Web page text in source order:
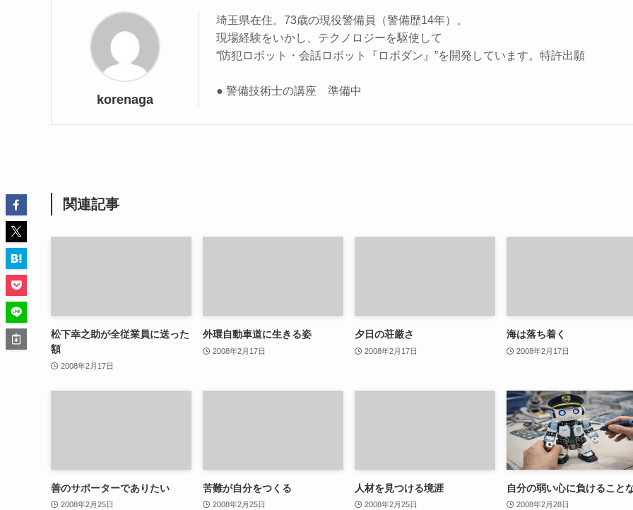
korenaga
埼玉県在住。73歳の現役警備員（警備歴14年）。
現場経験をいかし、テクノロジーを駆使して
“防犯ロボット・会話ロボット『ロボダン』”を開発しています。特許出願
● 警備技術士の講座 準備中
関連記事
松下幸之助が全従業員に送った
額
2008年2月17日
外環自動車道に生きる姿
2008年2月17日
夕日の荘厳さ
2008年2月17日
海は落ち着く
2008年2月17日
善のサポーターでありたい
2008年2月25日
苦難が自分をつくる
2008年2月25日
人材を見つける境涯
2008年2月25日
自分の弱い心に負けること
2008年2月28日